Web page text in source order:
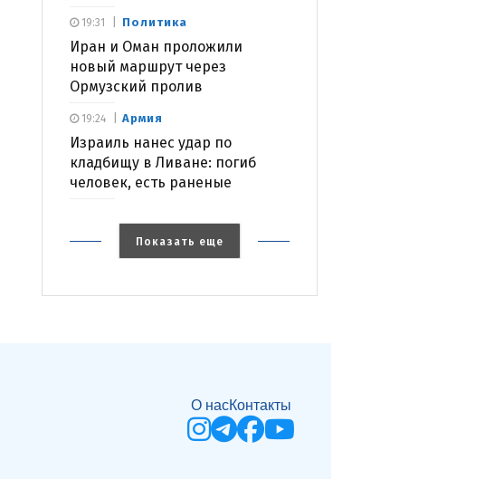
Политика
Иран и Оман проложили
новый маршрут через
Ормузский пролив
19:31
Армия
Израиль нанес удар по
кладбищу в Ливане: погиб
человек, есть раненые
19:24
Показать еще
О насКонтакты